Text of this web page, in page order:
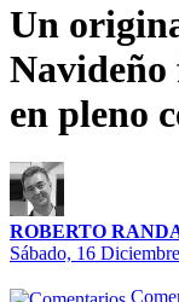
Un
Navideño
en pleno
ROBERTO
Sábado, 16